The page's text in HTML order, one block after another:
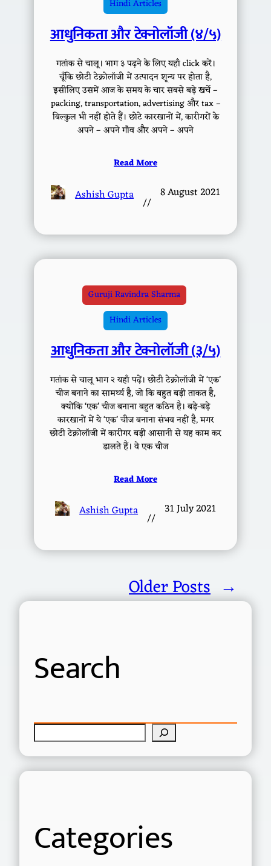
Hindi Articles
आधुनिकता और टेक्नोलॉजी (४/५)
गतांक से चालू। भाग ३ पढ़ने के लिए यहाँ click करें।
चूँकि छोटी टेक्नोलॉजी में उत्पादन शून्य पर होता है,
इसीलिए उसमें आज के समय के चार सबसे बड़े खर्चे –
packing, transportation, advertising और tax –
बिल्कुल भी नहीं होते हैं। छोटे कारखानों में, कारीगरों के
अपने – अपने गाँव और अपने – अपने
Read More
Ashish Gupta //
8 August 2021
Guruji Ravindra Sharma
Hindi Articles
आधुनिकता और टेक्नोलॉजी (३/५)
गतांक से चालू भाग २ यहाँ पढ़ें। छोटी टेक्नोलॉजी में ‘एक’
चीज बनाने का सामर्थ्य है, जो कि बहुत बड़ी ताकत है,
क्योंकि ‘एक’ चीज बनाना बहुत कठिन है। बड़े-बड़े
कारखानों में ये ‘एक’ चीज बनाना संभव नहीं है, मगर
छोटी टेक्नोलॉजी में कारीगर बड़ी आसानी से यह काम कर
डालते हैं। वे एक चीज
Read More
Ashish Gupta //
31 July 2021
Older Posts →
Search
S
e
a
r
Categories